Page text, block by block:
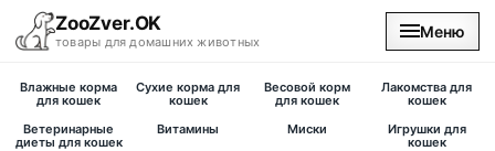
ZooZver.OK
товары для домашних животных
Меню
На главную
Влажные корма
для кошек
Сухие корма для
кошек
Весовой корм
для кошек
Лакомства для
кошек
Ветеринарные
диеты для кошек
Витамины Миски
Игрушки для
кошек